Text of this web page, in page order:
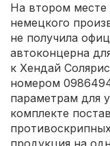
На втором месте
немецкого
не получила
автоконцерна
к Хендай
номером
параметрам для
комплекте